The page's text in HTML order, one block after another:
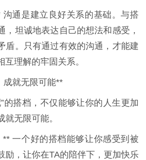
通是建立良好关系的基础。与搭
，坦诚地表达自己的想法和感受，
盾。只有通过有效的沟通，才能建
互理解的牢固关系。
成就无限可能**
的搭档，不仅能够让你的人生更加
无限可能。
一个好的搭档能够让你感受到被
励，让你在TA的陪伴下，更加快乐